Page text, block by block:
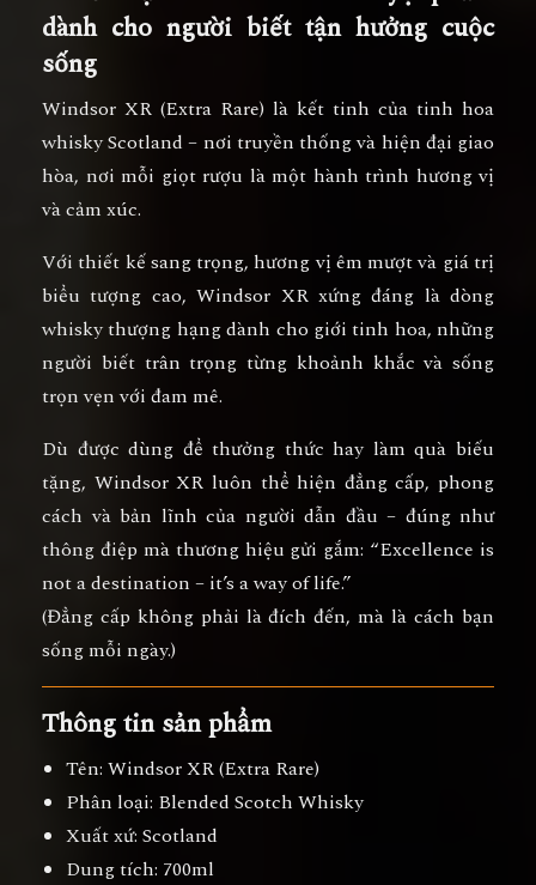
dành cho người biết tận hưởng cuộc
sống
Windsor XR (Extra Rare) là kết tinh của tinh hoa
whisky Scotland – nơi truyền thống và hiện đại giao
hòa, nơi mỗi giọt rượu là một hành trình hương vị
và cảm xúc.
Với thiết kế sang trọng, hương vị êm mượt và giá trị
biểu tượng cao, Windsor XR xứng đáng là dòng
whisky thượng hạng dành cho giới tinh hoa, những
người biết trân trọng từng khoảnh khắc và sống
trọn vẹn với đam mê.
Dù được dùng đểthưởng thức hay làm quà biếu
tặng, Windsor XR luôn thể hiện đẳng cấp, phong
cách và bản lĩnh của người dẫn đầu – đúng như
thông điệp mà thương hiệu gửi gắm: “Excellence is
not a destination – it’s a way of life.”
(Đẳng cấp không phải là đích đến, mà là cách bạn
sống mỗi ngày.)
Thông tin sản phẩm
Tên: Windsor XR (Extra Rare)
Phân loại: Blended Scotch Whisky
Xuất xứ: Scotland
Dung tích: 700ml